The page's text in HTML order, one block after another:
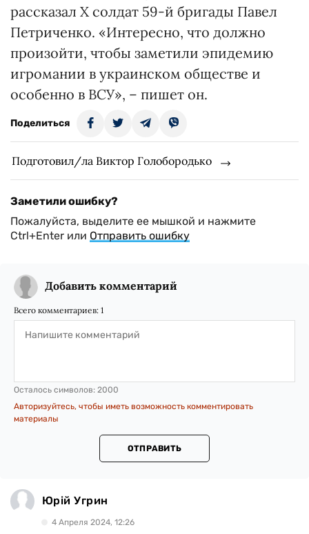
рассказал Х солдат 59-й бригады Павел
Петриченко. «Интересно, что должно
произойти, чтобы заметили эпидемию
игромании в украинском обществе и
особенно в ВСУ», – пишет он.
Поделиться
Подготовил/ла Виктор Голобородько
Заметили ошибку?
Пожалуйста, выделите ее мышкой и нажмите
Ctrl+Enter или Отправить ошибку
Добавить комментарий
Всего комментариев: 1
Осталось символов: 2000
Авторизуйтесь, чтобы иметь возможность комментировать
материалы
ОТПРАВИТЬ
Юрій Угрин
4 Апреля 2024, 12:26